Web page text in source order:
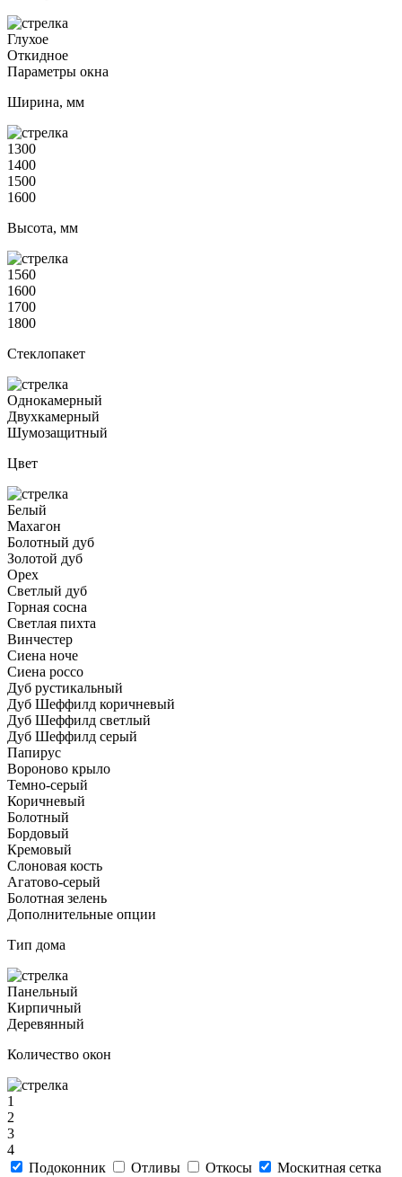
Глухое
Откидное
Параметры окна
Ширина, мм
1300
1400
1500
1600
Высота, мм
1560
1600
1700
1800
Стеклопакет
Однокамерный
Двухкамерный
Шумозащитный
Цвет
Белый
Махагон
Болотный дуб
Золотой дуб
Орех
Светлый дуб
Горная сосна
Светлая пихта
Винчестер
Сиена ноче
Сиена россо
Дуб рустикальный
Дуб Шеффилд коричневый
Дуб Шеффилд светлый
Дуб Шеффилд серый
Папирус
Вороново крыло
Темно-серый
Коричневый
Болотный
Бордовый
Кремовый
Слоновая кость
Агатово-серый
Болотная зелень
Дополнительные опции
Тип дома
Панельный
Кирпичный
Деревянный
Количество окон
1
2
3
4
Подоконник
Отливы Откосы
Москитная сетка